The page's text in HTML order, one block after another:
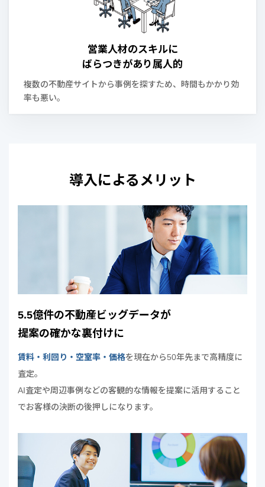
営業人材のスキルに
ばらつきがあり属人的
複数の不動産サイトから事例を探すため、時間もかかり効
率も悪い。
導入によるメリット
5.5億件の不動産ビッグデータが
提案の確かな裏付けに
賃料・利回り・空室率・価格を現在から50年先まで高精度に
査定。
AI査定や周辺事例などの客観的な情報を提案に活用すること
でお客様の決断の後押しになります。